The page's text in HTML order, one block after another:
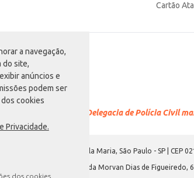
a navegação,
do site,
anúncios e
podem ser
cookies
Privacidade.
dos cookies
Cartão
100 ou procure a Delegacia de Polícia Civil
de Figueiredo, 6169, Vila Maria, São Paulo - SP | CEP
e jurídicos: Avenida Morvan Dias de Figueiredo,